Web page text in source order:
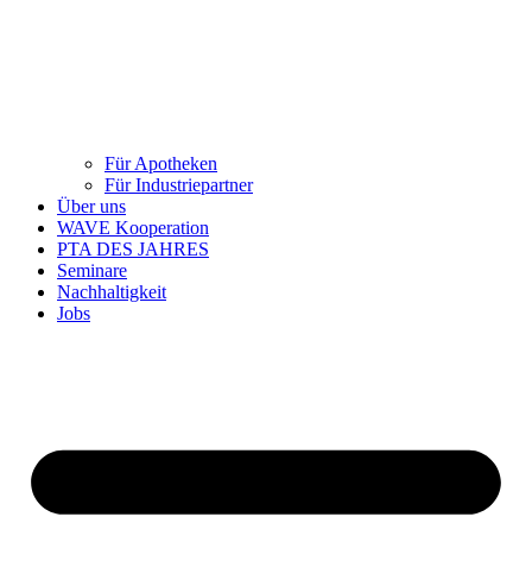
Für Apotheken
Für Industriepartner
Über uns
WAVE Kooperation
PTA DES JAHRES
Seminare
Nachhaltigkeit
Jobs